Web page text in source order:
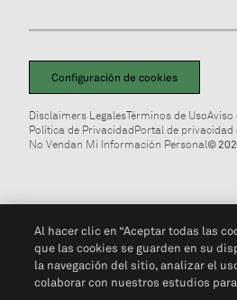
Configuración de cookies
Disclaimers LegalesTérminos de UsoAviso
Política de PrivacidadPortal de privacidad
No Vendan Mi Información Personal©
Al hacer clic en “Aceptar todas las
que las cookies se guarden en su
la navegación del sitio, analizar el
colaborar con nuestros estudios